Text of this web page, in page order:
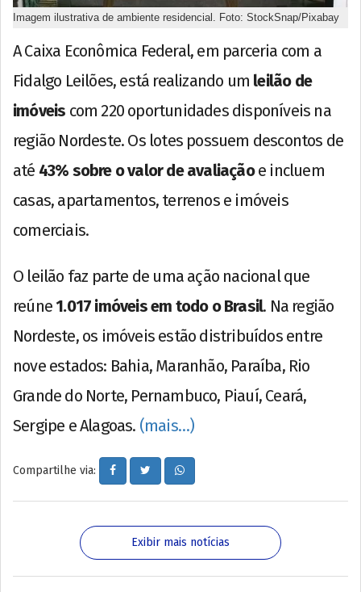
Imagem ilustrativa de ambiente residencial. Foto: StockSnap/Pixabay
A Caixa Econômica Federal, em parceria com a
Fidalgo Leilões, está realizando um leilão de
imóveis com 220 oportunidades disponíveis na
região Nordeste. Os lotes possuem descontos de
até 43% sobre o valor de avaliaçãoe incluem
casas, apartamentos, terrenos e imóveis
comerciais.
O leilão faz parte de uma ação nacional que
reúne 1.017 imóveis em todo o Brasil. Na região
Nordeste, os imóveis estão distribuídos entre
nove estados: Bahia, Maranhão, Paraíba, Rio
Grande do Norte, Pernambuco, Piauí, Ceará,
Sergipe e Alagoas. (mais…)
Compartilhe via:
Exibir mais notícias